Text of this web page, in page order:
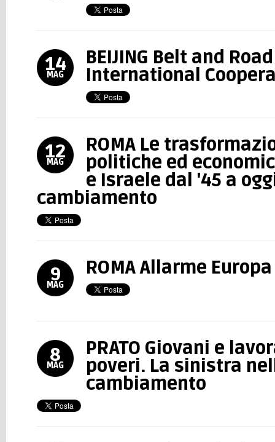
14
MAG
BEIJING Belt and
International
12
MAG
ROMA Le
politiche ed
e Israele dal '45 a
cambiamento
9
MAG
ROMA Allarme Europa
8
MAG
PRATO Giovani e
poveri. La sinistra
cambiamento